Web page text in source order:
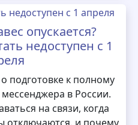
опускается?
недоступен с 1
подготовке к полному
в России.
на связи, когда
отключаются, и почему